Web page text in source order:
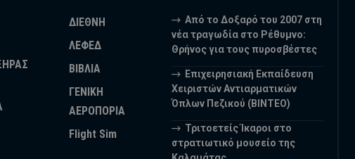
ΔΙΕΘΝΗ
ΛΕΦΕΔ
ΒΙΒΛΙΑ
ΓΕΝΙΚΗ
ΑΕΡΟΠΟΡΙΑ
Flight Sim
Από το Δοξαρό του 2007 στη
νέα τραγωδία στο Ρέθυμνο:
Θρήνος για τους πυροσβέστες
Επιχειρησιακή Εκπαίδευση
Χειριστών Αντιαρματικών
Όπλων Πεζικού (ΒΙΝΤΕΟ)
Τριτοετείς Ίκαροι στο
στρατιωτικό μουσείο της